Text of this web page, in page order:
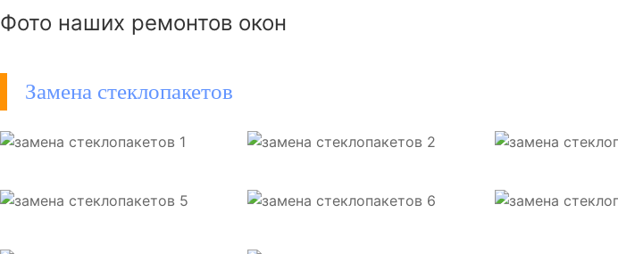
Фото наших ремонтов окон
Замена стеклопакетов